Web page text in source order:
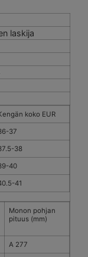
laskija
koko EUR
37
38
40
41
Monon pohjan
pituus (mm)
A 277